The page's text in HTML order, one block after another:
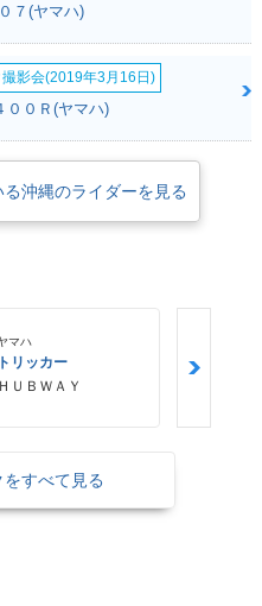
７(ヤマハ)
影会(2019年3月16日)
００Ｒ(ヤマハ)
沖縄のライダーを見る
マハ
トリッカー
ＨＵＢＷＡＹ
すべて見る